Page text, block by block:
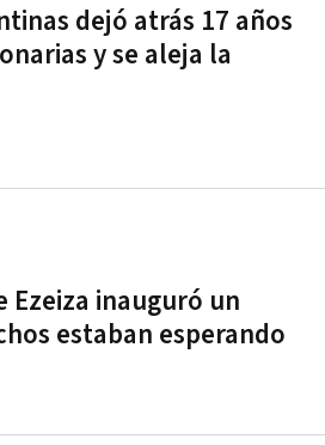
dejó atrás 17 años
y se aleja la
Ezeiza inauguró un
estaban esperando